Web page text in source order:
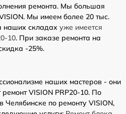
ремонта. Мы большая
Мы имеем более 20 тыс.
наших складах уже имеется
10. При заказе ремонта на
-25%.
наших мастеров - они
VISION PRP20-10. По
по ремонту VISION,